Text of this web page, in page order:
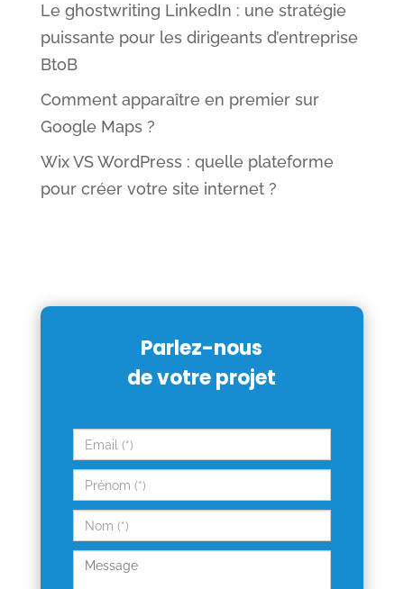
Le ghostwriting LinkedIn : une stratégie
puissante pour les dirigeants d’entreprise
BtoB
Comment apparaître en premier sur
Google Maps ?
Wix VS WordPress : quelle plateforme
pour créer votre site internet ?
Parlez-nous
de votre projet